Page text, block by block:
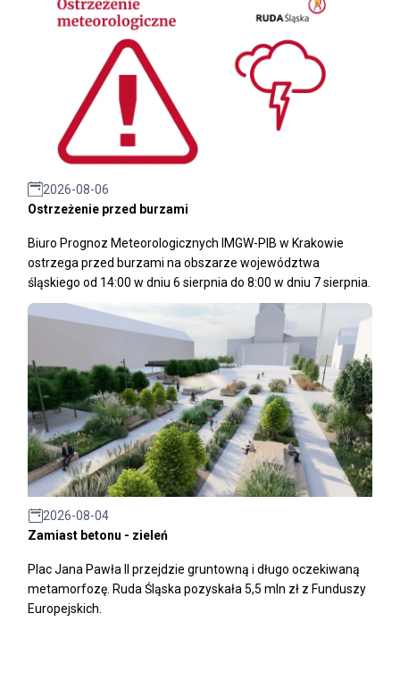
2026-08-06
Ostrzeżenie przed burzami
Biuro Prognoz Meteorologicznych IMGW-PIB w Krakowie
ostrzega przed burzami na obszarze województwa
śląskiego od 14:00 w dniu 6 sierpnia do 8:00 w dniu 7 sierpnia.
2026-08-04
Zamiast betonu - zieleń
Plac Jana Pawła II przejdzie gruntowną i długo oczekiwaną
metamorfozę. Ruda Śląska pozyskała 5,5 mln zł z Funduszy
Europejskich.